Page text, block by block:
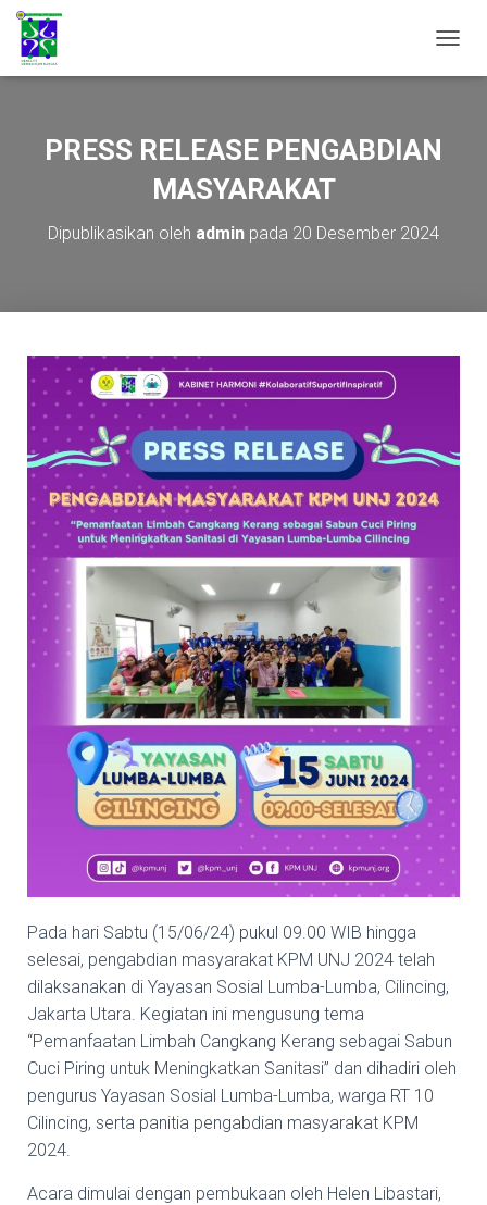
O
PRESS RELEASE PENGABDIAN
MASYARAKAT
Dipublikasikan oleh admin pada 20 Desember 2024
Pada hari Sabtu (15/06/24) pukul 09.00 WIB hingga
selesai, pengabdian masyarakat KPM UNJ 2024 telah
dilaksanakan di Yayasan Sosial Lumba-Lumba, Cilincing,
Jakarta Utara. Kegiatan ini mengusung tema
“Pemanfaatan Limbah Cangkang Kerang sebagai Sabun
Cuci Piring untuk Meningkatkan Sanitasi” dan dihadiri oleh
pengurus Yayasan Sosial Lumba-Lumba, warga RT 10
Cilincing, serta panitia pengabdian masyarakat KPM
2024.
Acara dimulai dengan pembukaan oleh Helen Libastari,